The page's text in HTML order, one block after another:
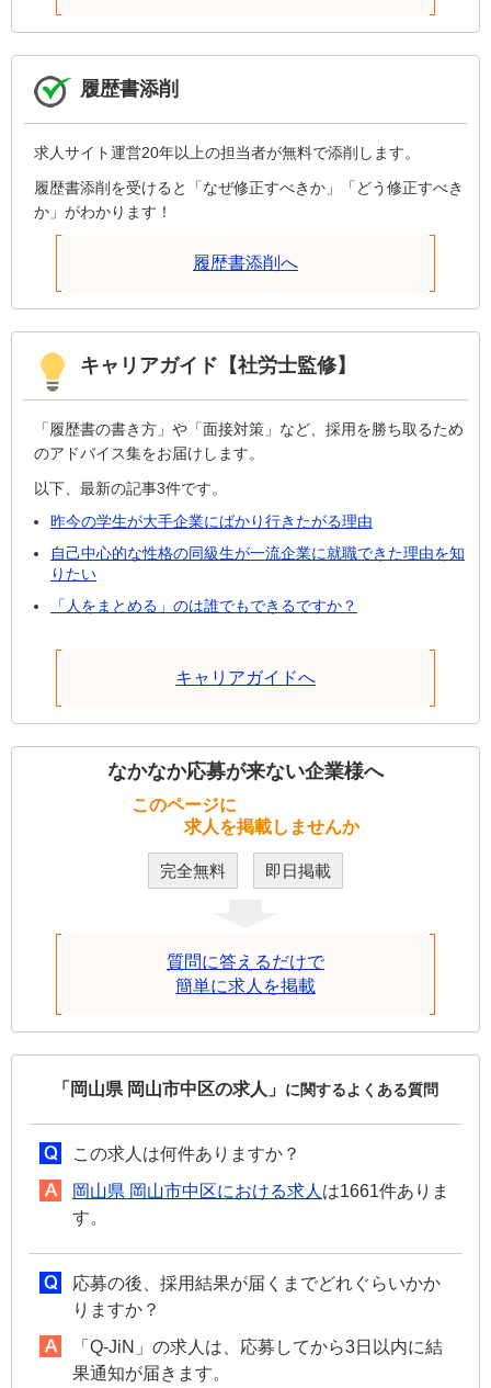
履歴書添削
求人サイト運営20年以上の担当者が無料で添削します。
履歴書添削を受けると「なぜ修正すべきか」「どう修正すべき
か」がわかります！
履歴書添削へ
キャリアガイド【社労士監修】
「履歴書の書き方」や「面接対策」など、採用を勝ち取るため
のアドバイス集をお届けします。
以下、最新の記事3件です。
昨今の学生が大手企業にばかり行きたがる理由
自己中心的な性格の同級生が一流企業に就職できた理由を知
りたい
「人をまとめる」のは誰でもできるですか？
キャリアガイドへ
なかなか応募が来ない企業様へ
このページに
求人を掲載しませんか
完全無料 即日掲載
質問に答えるだけで
簡単に求人を掲載
「岡山県 岡山市中区の求人」 に関するよくある質問
この求人は何件ありますか？
岡山県 岡山市中区における求人 は1661件ありま
す。
応募の後、採用結果が届くまでどれぐらいかか
りますか？
「Q-JiN」の求人は、応募してから3日以内に結
果通知が届きます。